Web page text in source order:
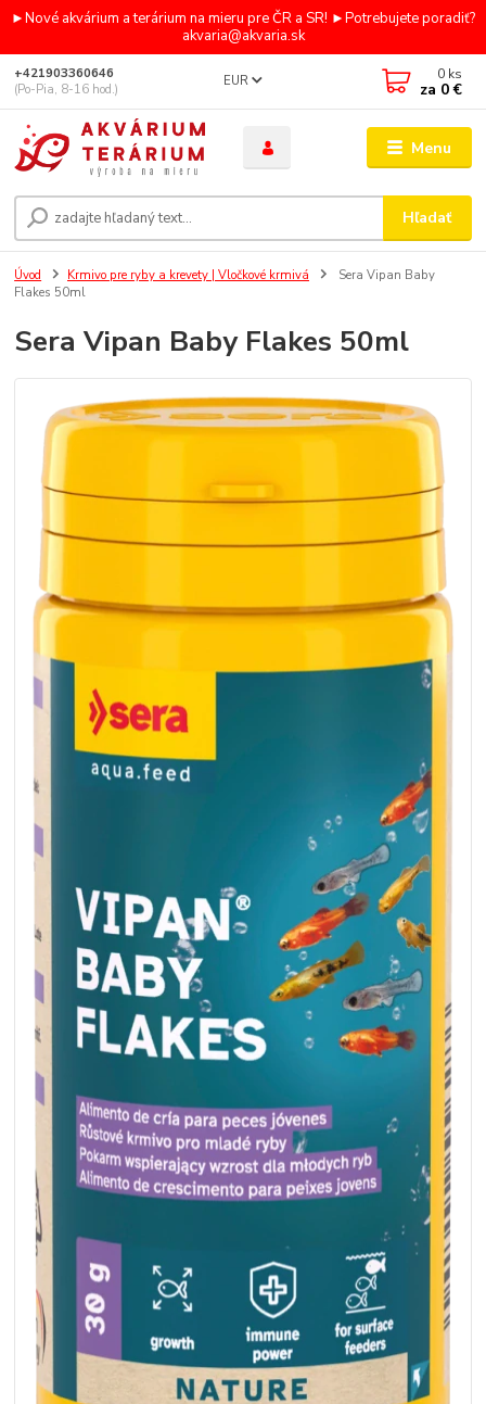
►Nové akvárium a terárium na mieru pre ČR a SR! ►Potrebujete poradiť?
akvaria@akvaria.sk
Menu
EUR
Hľadať
+421903360646
(Po-Pia, 8-16 hod.)
0 ks
za 0 €
Úvod Krmivo pre ryby a krevety | Vločkové krmivá
Sera Vipan Baby
Flakes 50ml
Sera Vipan Baby Flakes 50ml